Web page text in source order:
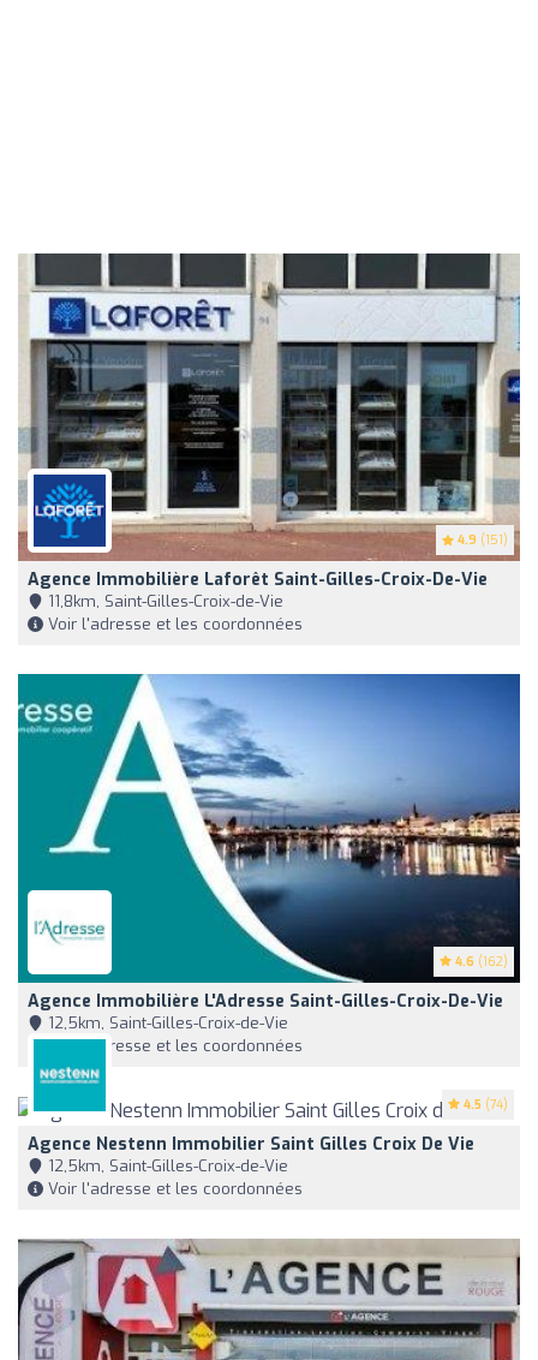
4.9 (151)
Agence Immobilière Laforêt Saint-Gilles-Croix-De-Vie
11,8km, Saint-Gilles-Croix-de-Vie
Voir l'adresse et les coordonnées
4.6 (162)
Agence Immobilière L'Adresse Saint-Gilles-Croix-De-Vie
12,5km, Saint-Gilles-Croix-de-Vie
Voir l'adresse et les coordonnées
4.5 (74)
Agence Nestenn Immobilier Saint Gilles Croix De Vie
12,5km, Saint-Gilles-Croix-de-Vie
Voir l'adresse et les coordonnées